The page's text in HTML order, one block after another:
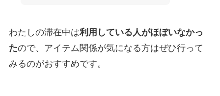
わたしの滞在中は利用している人がほぼいなかっ
たので、アイテム関係が気になる方はぜひ行って
みるのがおすすめです。